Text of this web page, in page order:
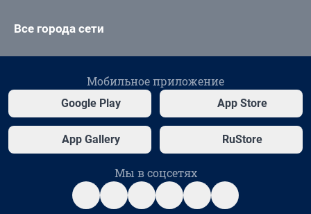
Все города сети
Мобильное приложение
Google Play App Store
App Gallery RuStore
Мы в соцсетях